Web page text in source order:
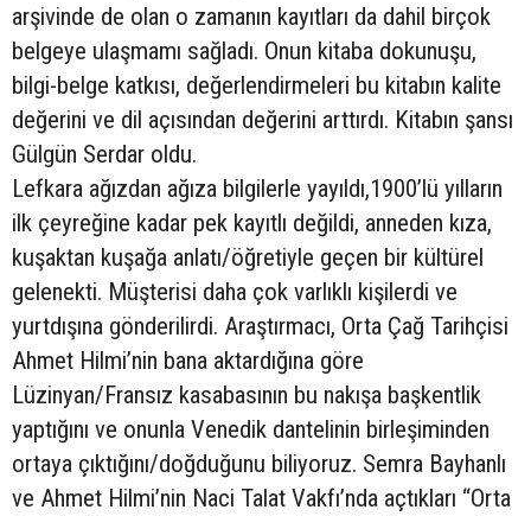
arşivinde de olan o zamanın kayıtları da dahil birçok
belgeye ulaşmamı sağladı. Onun kitaba dokunuşu,
bilgi-belge katkısı, değerlendirmeleri bu kitabın kalite
değerini ve dil açısından değerini arttırdı. Kitabın şansı
Gülgün Serdar oldu.
Lefkara ağızdan ağıza bilgilerle yayıldı,1900’lü yılların
ilk çeyreğine kadar pek kayıtlı değildi, anneden kıza,
kuşaktan kuşağa anlatı/öğretiyle geçen bir kültürel
gelenekti. Müşterisi daha çok varlıklı kişilerdi ve
yurtdışına gönderilirdi. Araştırmacı, Orta Çağ Tarihçisi
Ahmet Hilmi’nin bana aktardığına göre
Lüzinyan/Fransız kasabasının bu nakışa başkentlik
yaptığını ve onunla Venedik dantelinin birleşiminden
ortaya çıktığını/doğduğunu biliyoruz. Semra Bayhanlı
ve Ahmet Hilmi’nin Naci Talat Vakfı’nda açtıkları “Orta